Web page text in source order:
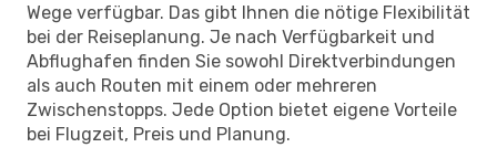
Wege verfügbar. Das gibt Ihnen die nötige Flexibilität
bei der Reiseplanung. Je nach Verfügbarkeit und
Abflughafen finden Sie sowohl Direktverbindungen
als auch Routen mit einem oder mehreren
Zwischenstopps. Jede Option bietet eigene Vorteile
bei Flugzeit, Preis und Planung.